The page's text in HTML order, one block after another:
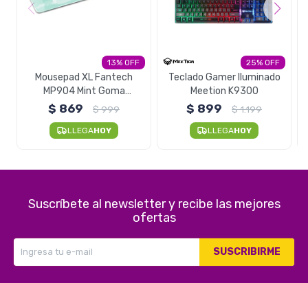
13
Mousepad XL Fantech
MP904 Mint Goma
Antideslizante
$ 869 $999
LLEGAHOY
25
Teclado Gamer Iluminado
Meetion K9300
$ 899 $1.199
LLEGAHOY
Suscríbete al newsletter y recibe las mejores
ofertas
SUSCRIBIRME